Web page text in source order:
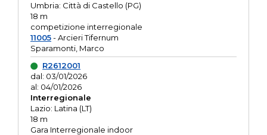
Umbria: Città di Castello (PG)
18 m
competizione interregionale
11005- Arcieri Tifernum
Sparamonti, Marco
R2612001
dal: 03/01/2026
al: 04/01/2026
Interregionale
Lazio: Latina (LT)
18 m
Gara Interregionale indoor